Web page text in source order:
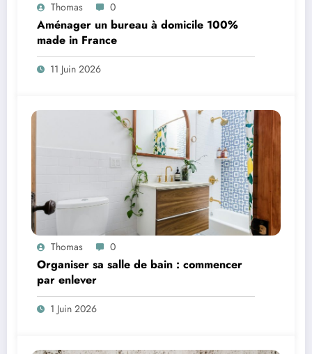
Thomas 0
Aménager un bureau à domicile 100%
made in France
11 Juin 2026
Thomas 0
Organiser sa salle de bain : commencer
par enlever
1 Juin 2026